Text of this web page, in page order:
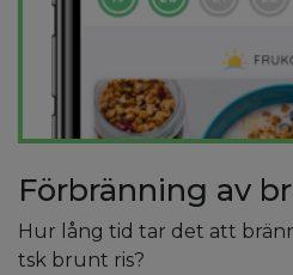
Förbränning av
Hur lång tid tar det att
tsk brunt ris?